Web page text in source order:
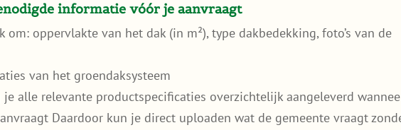
informatie vóór je aanvraagt
om: oppervlakte van het dak (in m²), type dakbedekking, foto’s van de
van het groendaksysteem
alle relevante productspecificaties overzichtelijk aangeleverd
Daardoor kun je direct uploaden wat de gemeente vraagt